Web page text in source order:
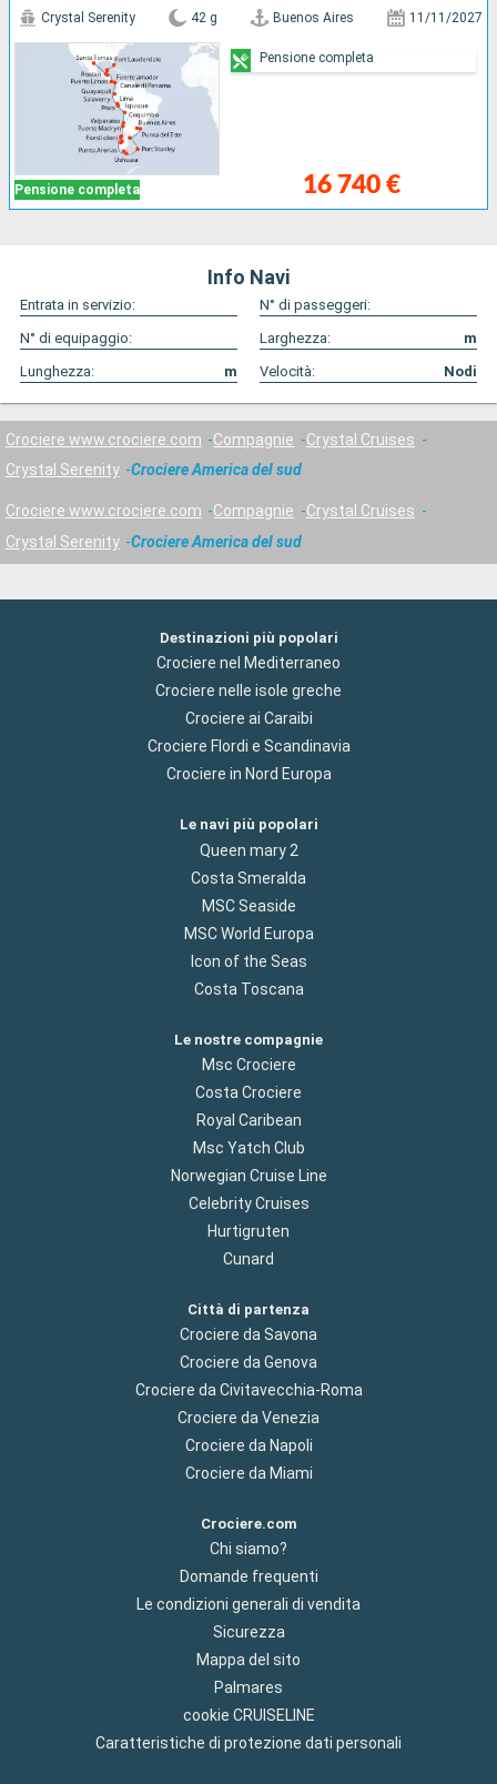
Pensione completa
Crystal Serenity 42 g Buenos Aires 11/11/2027
16 740 €
Pensione completa
Info Navi
Entrata in servizio:
N° di passeggeri:
N° di equipaggio:
Larghezza:
m
Lunghezza:
m Velocità: Nodi
Crociere www.crociere.com Compagnie
Crystal Cruises
Crystal Serenity
Crociere America del sud
Crociere www.crociere.com Compagnie
Crystal Cruises
Crystal Serenity
Crociere America del sud
Destinazioni più popolari
Crociere nel Mediterraneo
Crociere nelle isole greche
Crociere ai Caraibi
Crociere Flordi e Scandinavia
Crociere in Nord Europa
Le navi più popolari
Queen mary 2
Costa Smeralda
MSC Seaside
MSC World Europa
Icon of the Seas
Costa Toscana
Le nostre compagnie
Msc Crociere
Costa Crociere
Royal Caribean
Msc Yatch Club
Norwegian Cruise Line
Celebrity Cruises
Hurtigruten
Cunard
Città di partenza
Crociere da Savona
Crociere da Genova
Crociere da Civitavecchia-Roma
Crociere da Venezia
Crociere da Napoli
Crociere da Miami
Crociere.com
Chi siamo?
Domande frequenti
Le condizioni generali di vendita
Sicurezza
Mappa del sito
Palmares
cookie CRUISELINE
Caratteristiche di protezione dati personali